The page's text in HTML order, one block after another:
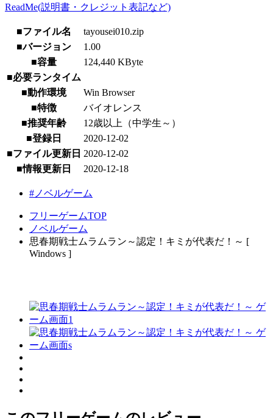
ReadMe(説明書・クレジット表記など)
■ファイル名
tayousei010.zip
■バージョン
1.00
■容量
124,440 KByte
■必要ランタイム
■動作環境
Win Browser
■特徴
バイオレンス
■推奨年齢
12歳以上（中学生～）
■登録日
2020-12-02
■ファイル更新日 2020-12-02
■情報更新日
2020-12-18
#ノベルゲーム
フリーゲームTOP
ノベルゲーム
思春期戦士ムラムラン～認定！キミが代表だ！～ [
Windows ]